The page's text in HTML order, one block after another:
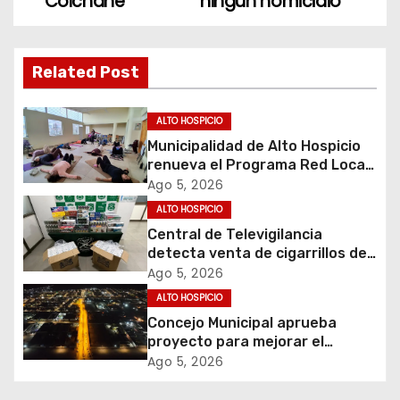
g
a
c
i
ó
n
d
e
Related Post
ALTO HOSPICIO
Municipalidad de Alto Hospicio
renueva el Programa Red Local
de Apoyos y Cuidados
Ago 5, 2026
ALTO HOSPICIO
Central de Televigilancia
detecta venta de cigarrillos de
contrabando y permite
incautación de más de 3 mil
cajetillas
Ago 5, 2026
ALTO HOSPICIO
Concejo Municipal aprueba
proyecto para mejorar el
alumbrado público del sector El
Ago 5, 2026